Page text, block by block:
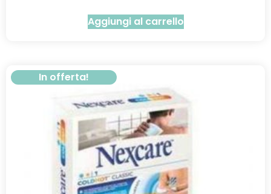
Aggiungi al carrello
In offerta!